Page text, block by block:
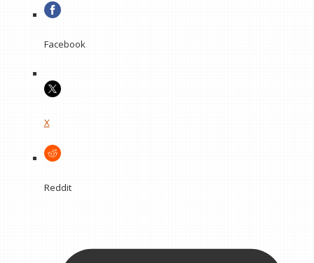
Facebook
X
Reddit